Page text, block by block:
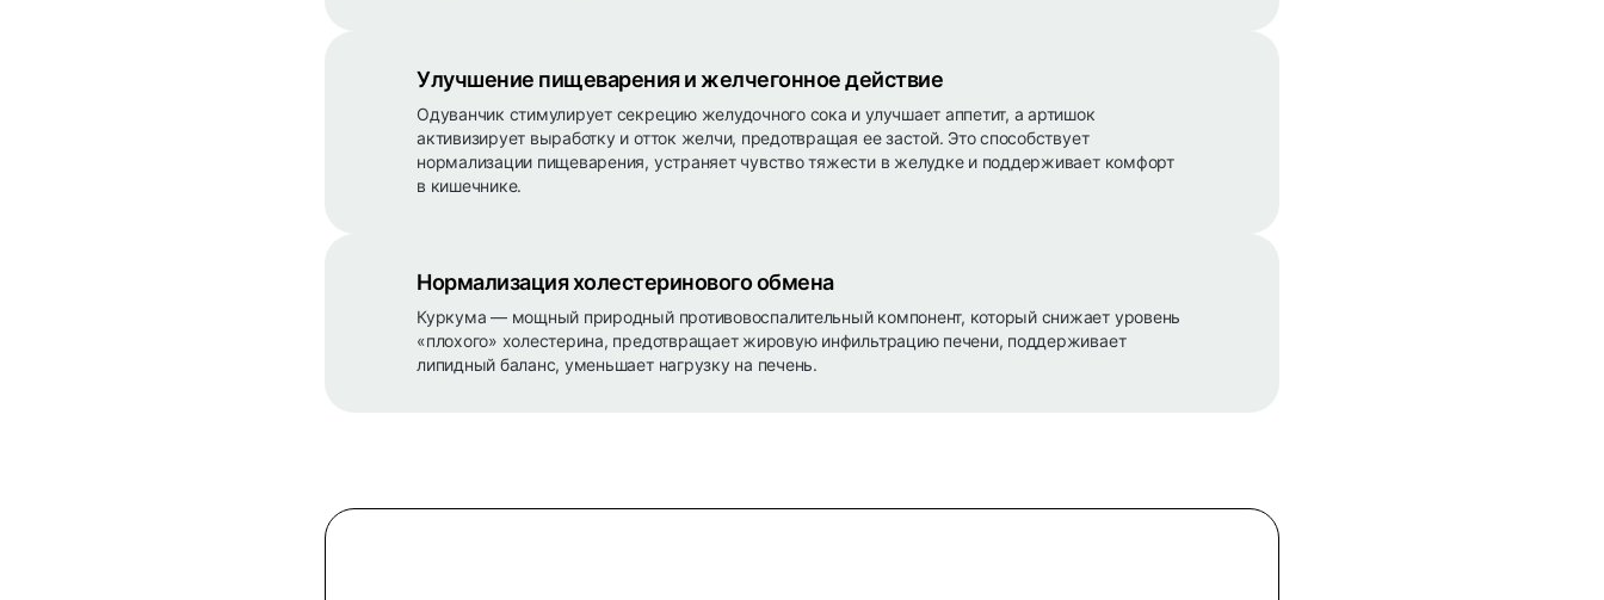
Улучшение пищеварения и желчегонное действие
Одуванчик стимулирует секрецию желудочного сока и улучшает аппетит, а артишок
активизирует выработку и отток желчи, предотвращая ее застой. Это способствует
нормализации пищеварения, устраняет чувство тяжести в желудке и поддерживает комфорт
в кишечнике.
Нормализация холестеринового обмена
Куркума — мощный природный противовоспалительный компонент, который снижает уровень
«плохого» холестерина, предотвращает жировую инфильтрацию печени, поддерживает
липидный баланс, уменьшает нагрузку на печень.